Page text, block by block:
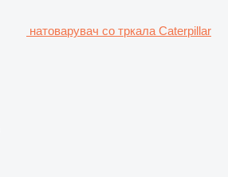
натоварувач со тркала Caterpillar